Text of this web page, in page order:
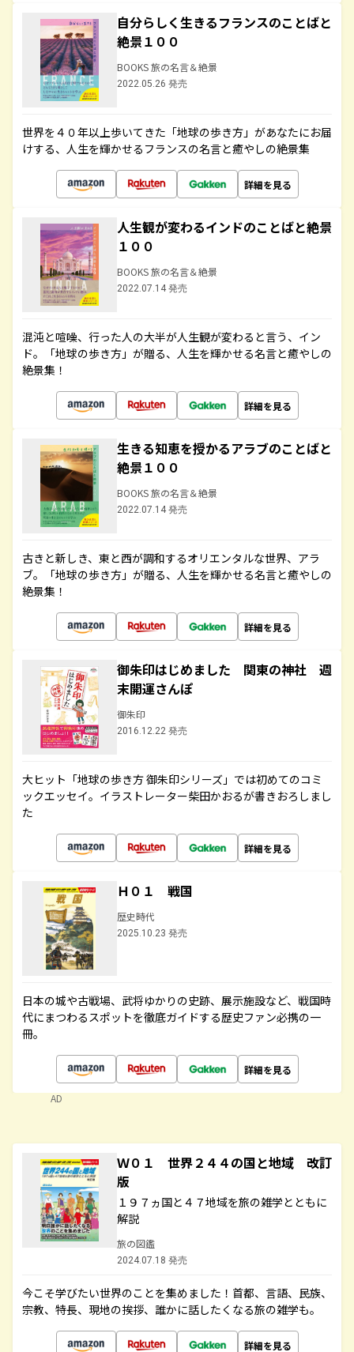
自分らしく生きるフランスのことばと
絶景１００
BOOKS 旅の名言＆絶景
2022.05.26 発売
世界を４０年以上歩いてきた「地球の歩き方」があなたにお届
けする、人生を輝かせるフランスの名言と癒やしの絶景集
詳細を見る
人生観が変わるインドのことばと絶景
１００
BOOKS 旅の名言＆絶景
2022.07.14 発売
混沌と喧噪、行った人の大半が人生観が変わると言う、イン
ド。「地球の歩き方」が贈る、人生を輝かせる名言と癒やしの
絶景集！
詳細を見る
生きる知恵を授かるアラブのことばと
絶景１００
BOOKS 旅の名言＆絶景
2022.07.14 発売
古きと新しき、東と西が調和するオリエンタルな世界、アラ
ブ。「地球の歩き方」が贈る、人生を輝かせる名言と癒やしの
絶景集！
詳細を見る
御朱印はじめました 関東の神社 週
末開運さんぽ
御朱印
2016.12.22 発売
大ヒット「地球の歩き方 御朱印シリーズ」では初めてのコミ
ックエッセイ。イラストレーター柴田かおるが書きおろしまし
た
詳細を見る
Ｈ０１ 戦国
歴史時代
2025.10.23 発売
日本の城や古戦場、武将ゆかりの史跡、展示施設など、戦国時
代にまつわるスポットを徹底ガイドする歴史ファン必携の一
冊。
詳細を見る
AD
Ｗ０１ 世界２４４の国と地域 改訂
版
１９７ヵ国と４７地域を旅の雑学とともに
解説
旅の図鑑
2024.07.18 発売
今こそ学びたい世界のことを集めました！首都、言語、民族、
宗教、特長、現地の挨拶、誰かに話したくなる旅の雑学も。
詳細を見る